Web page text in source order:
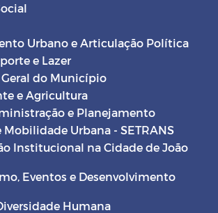
Urbano e Articulação Política
e Lazer
do Município
e Agricultura
e Planejamento
Mobilidade Urbana - SETRANS
Institucional na Cidade de João
Eventos e Desenvolvimento
Humana